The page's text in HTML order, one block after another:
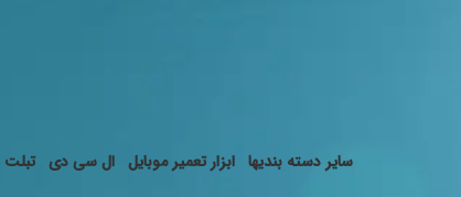
سایر دسته بندیها ابزار تعمیر موبایل ال سی دی تبلت